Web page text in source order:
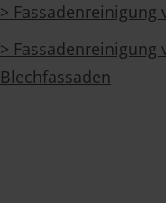
>
>
Blechfassaden